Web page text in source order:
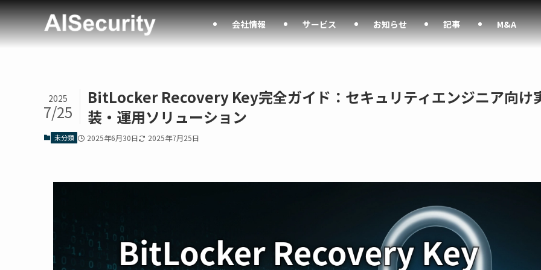
会社情報 サービス お知らせ 記事 M&A
BitLocker Recovery Key完全ガイド：セキュリティエンジニア向け
装・運用ソリューション
2025
7/25
未分類 2025年6月30日 2025年7月25日